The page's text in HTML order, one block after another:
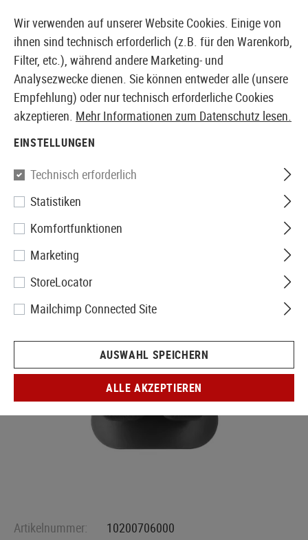
EUROPÄISCHER AIRSOFT SHOP & GROßHÄNDLER
IMI Defense
Double Row Double Magazine
Pouch Type I
Artikelnummer:
10200706000
Wir verwenden auf unserer Website Cookies. Einige von
ihnen sind technisch erforderlich (z.B. für den Warenkorb,
Filter, etc.), während andere Marketing- und
Analysezwecke dienen. Sie können entweder alle (unsere
Empfehlung) oder nur technisch erforderliche Cookies
akzeptieren. Mehr Informationen zum Datenschutz lesen.
EINSTELLUNGEN
Technisch erforderlich
Statistiken
Komfortfunktionen
Marketing
StoreLocator
Mailchimp Connected Site
AUSWAHL SPEICHERN
ALLE AKZEPTIEREN